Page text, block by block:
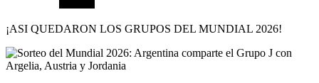
¡ASI QUEDARON LOS GRUPOS DEL MUNDIAL 2026!